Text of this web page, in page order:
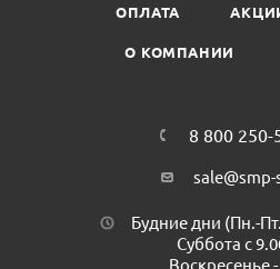
ОПЛАТА
О КОМПАНИИ
8 800 250-
Будние дни (Пн.-
Суббота с
Воскресенье